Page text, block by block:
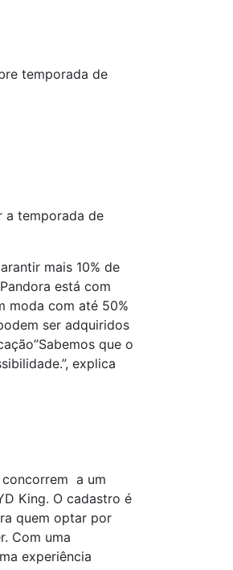
temporada de
a temporada de
mais 10% de
está com
moda com até 50%
ser adquiridos
que o
explica
concorrem a um
King. O cadastro é
quem optar por
Com uma
experiência